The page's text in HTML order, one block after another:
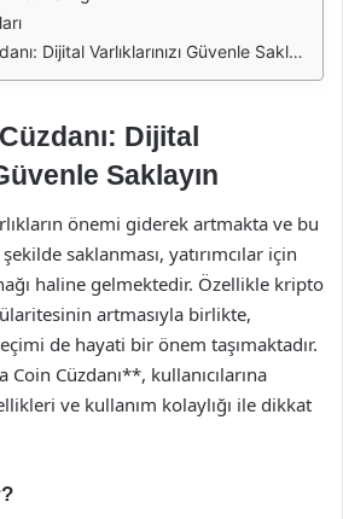
Dijital Varlıklarınızı Güvenle Saklayın
Dijital
Saklayın
önemi giderek artmakta ve bu
saklanması, yatırımcılar için
haline gelmektedir. Özellikle kripto
artmasıyla birlikte,
de hayati bir önem taşımaktadır.
Cüzdanı**, kullanıcılarına
ve kullanım kolaylığı ile dikkat